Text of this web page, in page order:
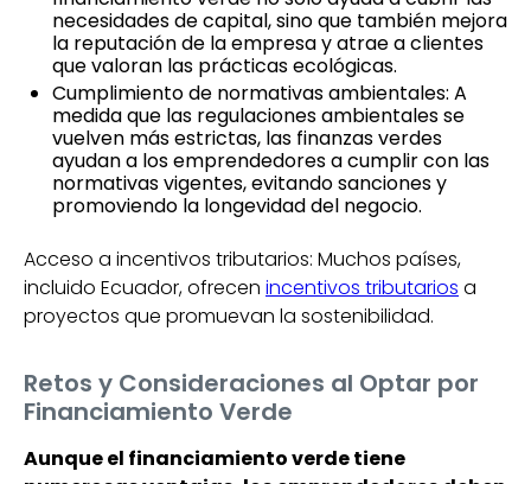
necesidades de capital, sino que también mejora
la reputación de la empresa y atrae a clientes
que valoran las prácticas ecológicas.
Cumplimiento de normativas ambientales: A
medida que las regulaciones ambientales se
vuelven más estrictas, las finanzas verdes
ayudan a los emprendedores a cumplir con las
normativas vigentes, evitando sanciones y
promoviendo la longevidad del negocio.
Acceso a incentivos tributarios: Muchos países,
incluido Ecuador, ofrecen incentivos tributarios a
proyectos que promuevan la sostenibilidad.
Retos y Consideraciones al Optar por
Financiamiento Verde
Aunque el financiamiento verde tiene